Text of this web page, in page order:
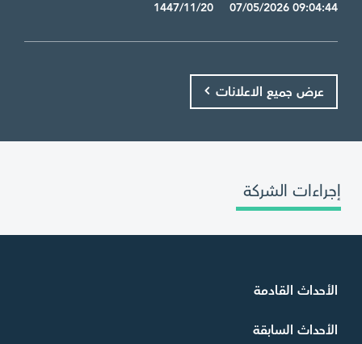
1447/11/20 07/05/2026 09:04:44
عرض جميع الاعلانات
إجراءات الشركة
الأحداث القادمة
الأحداث السابقة